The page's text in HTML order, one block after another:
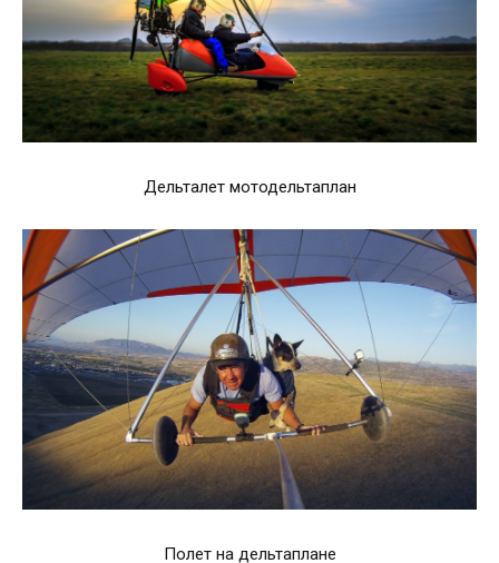
Дельталет мотодельтаплан
Полет на дельтаплане